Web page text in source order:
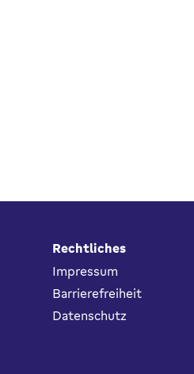
Rechtliches
Impressum
Barrierefreiheit
Datenschutz